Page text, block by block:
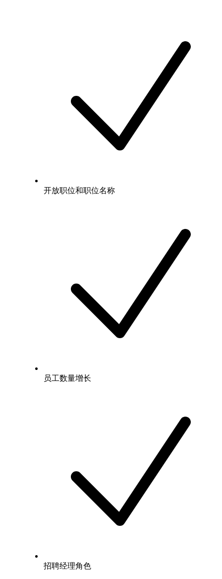
开放职位和职位名称
员工数量增长
招聘经理角色